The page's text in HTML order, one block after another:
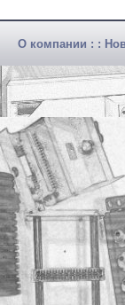
О компании : :